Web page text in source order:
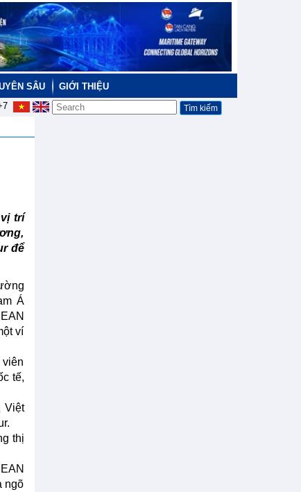
SÂU
GIỚI THIỆU
trí
để
Á
ví
tế,
Việt
thị
ngõ